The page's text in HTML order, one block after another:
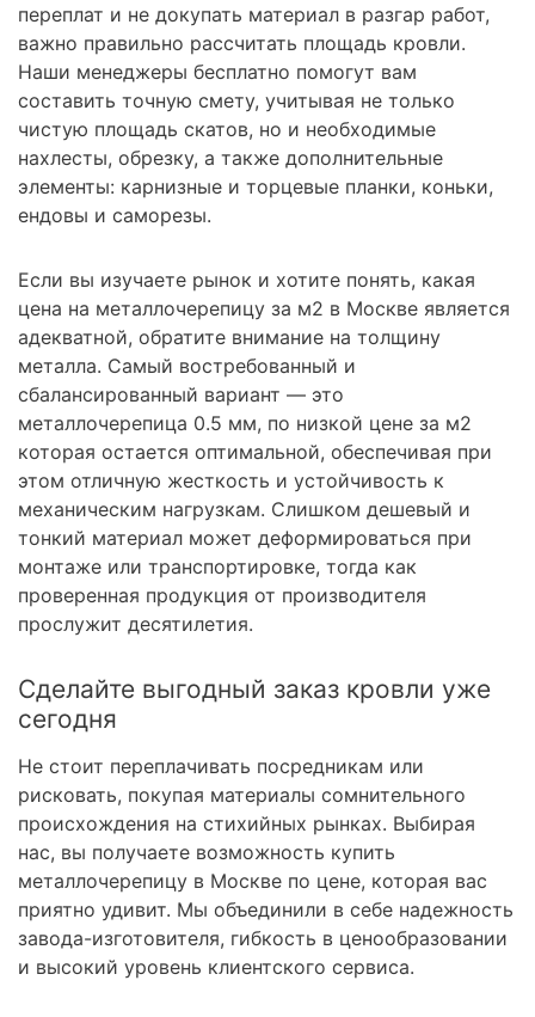
переплат и не докупать материал в разгар работ,
важно правильно рассчитать площадь кровли.
Наши менеджеры бесплатно помогут вам
составить точную смету, учитывая не только
чистую площадь скатов, но и необходимые
нахлесты, обрезку, а также дополнительные
элементы: карнизные и торцевые планки, коньки,
ендовы и саморезы.
Если вы изучаете рынок и хотите понять, какая
цена на металлочерепицу за м2 в Москве является
адекватной, обратите внимание на толщину
металла. Самый востребованный и
сбалансированный вариант — это
металлочерепица 0.5 мм, по низкой цене за м2
которая остается оптимальной, обеспечивая при
этом отличную жесткость и устойчивость к
механическим нагрузкам. Слишком дешевый и
тонкий материал может деформироваться при
монтаже или транспортировке, тогда как
проверенная продукция от производителя
прослужит десятилетия.
Сделайте выгодный заказ кровли уже
сегодня
Не стоит переплачивать посредникам или
рисковать, покупая материалы сомнительного
происхождения на стихийных рынках. Выбирая
нас, вы получаете возможность купить
металлочерепицу в Москве по цене, которая вас
приятно удивит. Мы объединили в себе надежность
завода-изготовителя, гибкость в ценообразовании
и высокий уровень клиентского сервиса.